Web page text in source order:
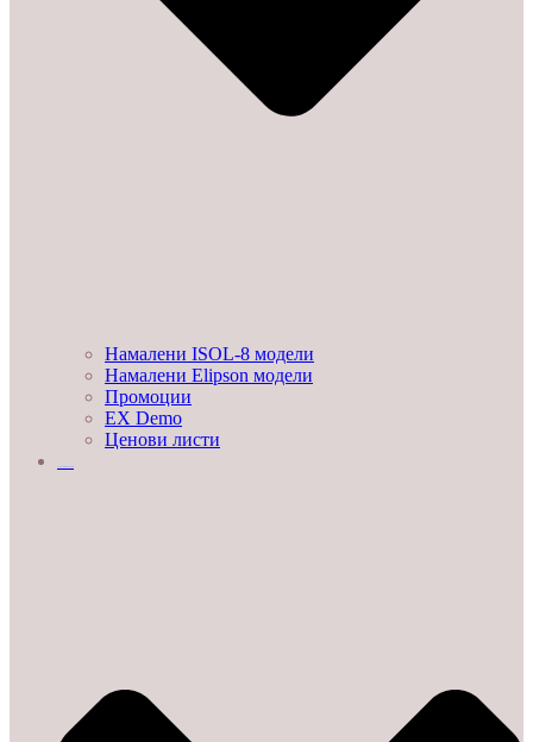
Намалени ISOL-8 модели
Намалени Elipson модели
Промоции
EX Demo
Ценови листи